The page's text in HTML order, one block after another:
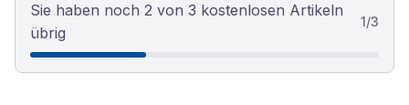
Sie haben noch 2 von 3 kostenlosen Artikeln
übrig
1/3